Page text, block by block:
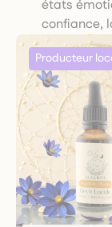
états
confiance,
digestion,
chaque
de votre